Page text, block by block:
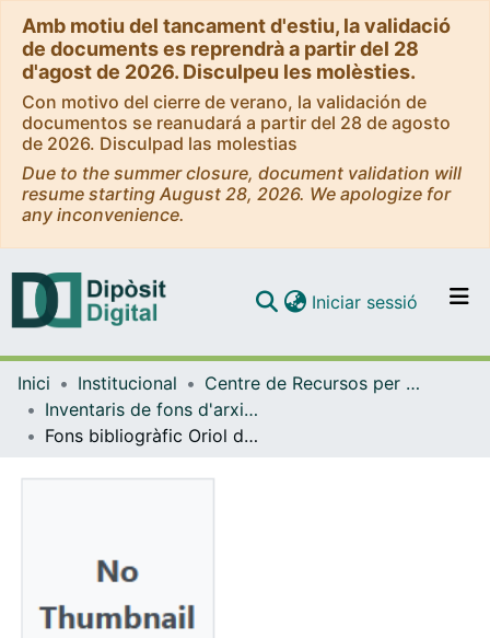
Amb motiu del tancament d'estiu, la validació
de documents es reprendrà a partir del 28
d'agost de 2026. Disculpeu les molèsties.
Con motivo del cierre de verano, la validación de
documentos se reanudará a partir del 28 de agosto
de 2026. Disculpad las molestias
Due to the summer closure, document validation will
resume starting August 28, 2026. We apologize for
any inconvenience.
Navega per tot el DD
Com publicar
Iniciar sessió (current)
Inici Institucional
Centre de Recursos per a l'Aprenentatge i la Investigació (CRAI-UB) - Institucional
Inventaris de fons d'arxiu i de col·leccions especials (CRAI-UB)
Fons bibliogràfic Oriol de Bolòs i Capdevila